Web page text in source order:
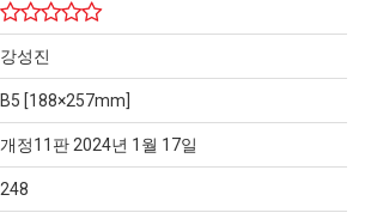
강성진
B5 [188×257mm]
개정11판 2024년 1월 17일
248